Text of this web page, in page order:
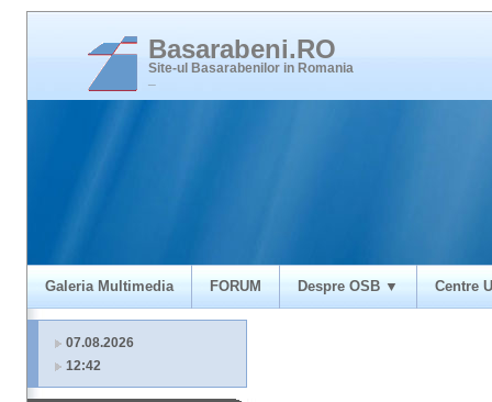
Basarabeni.RO
Site-ul Basarabenilor in Romania
Galeria Multimedia FORUM Despre OSB ▼ Centre
07.08.2026
12:42